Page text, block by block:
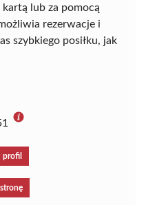
lub za pomocą
rezerwacje i
szybkiego posiłku, jak
profil